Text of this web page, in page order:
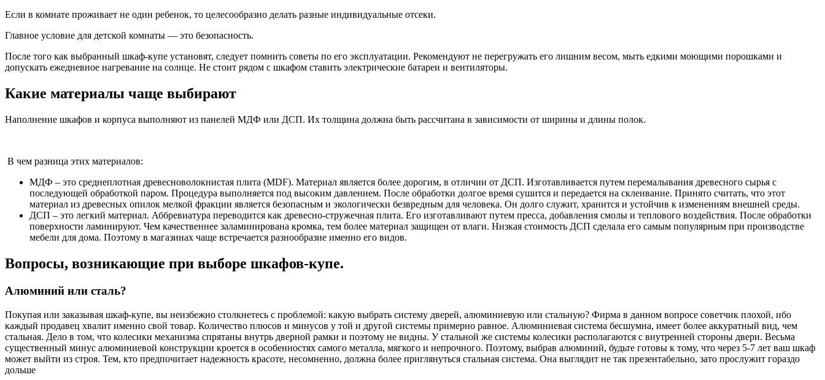
Если в комнате проживает не один ребенок, то целесообразно делать разные индивидуальные отсеки.
Главное условие для детской комнаты — это безопасность.
После того как выбранный шкаф-купе установят, следует помнить советы по его эксплуатации. Рекомендуют не перегружать его лишним весом, мыть едкими моющими порошками и
допускать ежедневное нагревание на солнце. Не стоит рядом с шкафом ставить электрические батареи и вентиляторы.
Какие материалы чаще выбирают
Наполнение шкафов и корпуса выполняют из панелей МДФ или ДСП. Их толщина должна быть рассчитана в зависимости от ширины и длины полок.
В чем разница этих материалов:
МДФ – это среднеплотная древесноволокнистая плита (MDF). Материал является более дорогим, в отличии от ДСП. Изготавливается путем перемалывания древесного сырья с
последующей обработкой паром. Процедура выполняется под высоким давлением. После обработки долгое время сушится и передается на склеивание. Принято считать, что этот
материал из древесных опилок мелкой фракции является безопасным и экологически безвредным для человека. Он долго служит, хранится и устойчив к изменениям внешней среды.
ДСП – это легкий материал. Аббревиатура переводится как древесно-стружечная плита. Его изготавливают путем пресса, добавления смолы и теплового воздействия. После обработки
поверхности ламинируют. Чем качественнее заламинирована кромка, тем более материал защищен от влаги. Низкая стоимость ДСП сделала его самым популярным при производстве
мебели для дома. Поэтому в магазинах чаще встречается разнообразие именно его видов.
Вопросы, возникающие при выборе шкафов-купе.
Алюминий или сталь?
Покупая или заказывая шкаф-купе, вы неизбежно столкнетесь с проблемой: какую выбрать систему дверей, алюминиевую или стальную? Фирма в данном вопросе советчик плохой, ибо
каждый продавец хвалит именно свой товар. Количество плюсов и минусов у той и другой системы примерно равное. Алюминиевая система бесшумна, имеет более аккуратный вид, чем
стальная. Дело в том, что колесики механизма спрятаны внутрь дверной рамки и поэтому не видны. У стальной же системы колесики располагаются с внутренней стороны двери. Весьма
существенный минус алюминиевой конструкции кроется в особенностях самого металла, мягкого и непрочного. Поэтому, выбрав алюминий, будьте готовы к тому, что через 5-7 лет ваш шкаф
может выйти из строя. Тем, кто предпочитает надежность красоте, несомненно, должна более приглянуться стальная система. Она выглядит не так презентабельно, зато прослужит гораздо
дольше